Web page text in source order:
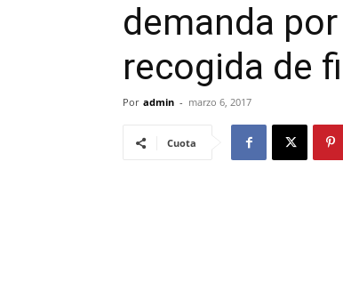
demanda
recogida de
Por admin - marzo 6, 2017
Cuota